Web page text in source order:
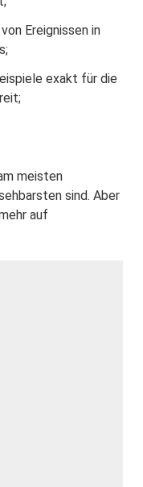
Ereignissen in
exakt für die
meisten
sind. Aber
auf